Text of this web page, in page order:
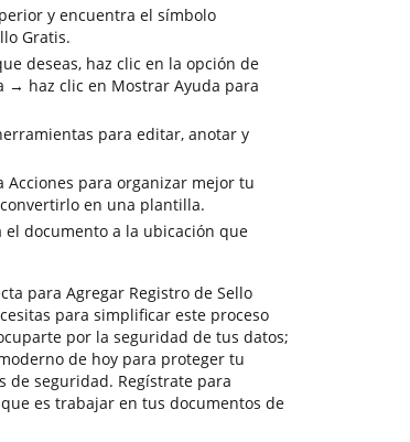
y encuentra el símbolo
Gratis.
deseas, haz clic en la opción de
haz clic en Mostrar Ayuda para
para editar, anotar y
Acciones para organizar mejor tu
en una plantilla.
documento a la ubicación que
para Agregar Registro de Sello
para simplificar este proceso
por la seguridad de tus datos;
de hoy para proteger tu
de seguridad. Regístrate para
es trabajar en tus documentos de